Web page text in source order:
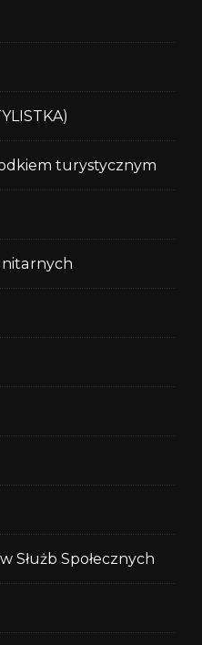
turystycznym
Służb Społecznych